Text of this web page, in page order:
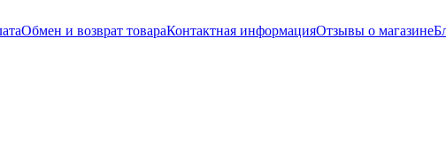
Обмен и возврат товараКонтактная информацияОтзывы о магазине